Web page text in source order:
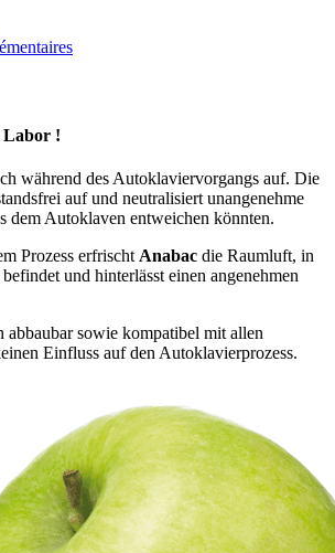
!
während des Autoklaviervorgangs auf. Die
auf und neutralisiert unangenehme
dem Autoklaven entweichen könnten.
Prozess erfrischt Anabac die Raumluft, in
und hinterlässt einen angenehmen
abbaubar sowie kompatibel mit allen
Einfluss auf den Autoklavierprozess.